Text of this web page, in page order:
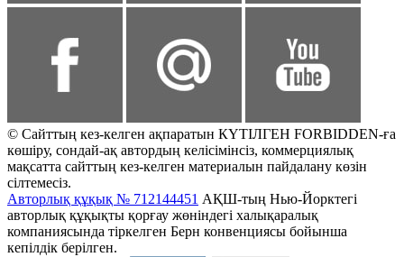
© Сайттың кез-келген ақпаратын КҮТІЛГЕН FORBIDDEN-ға
көшіру, сондай-ақ автордың келісімінсіз, коммерциялық
мақсатта сайттың кез-келген материалын пайдалану көзін
сілтемесіз.
Авторлық құқық № 712144451 АҚШ-тың Нью-Йорктегі
авторлық құқықты қорғау жөніндегі халықаралық
компаниясында тіркелген Берн конвенциясы бойынша
кепілдік берілген.